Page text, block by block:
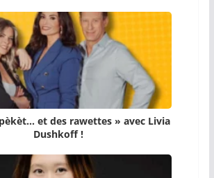
et des rawettes » avec Livia
Dushkoff !